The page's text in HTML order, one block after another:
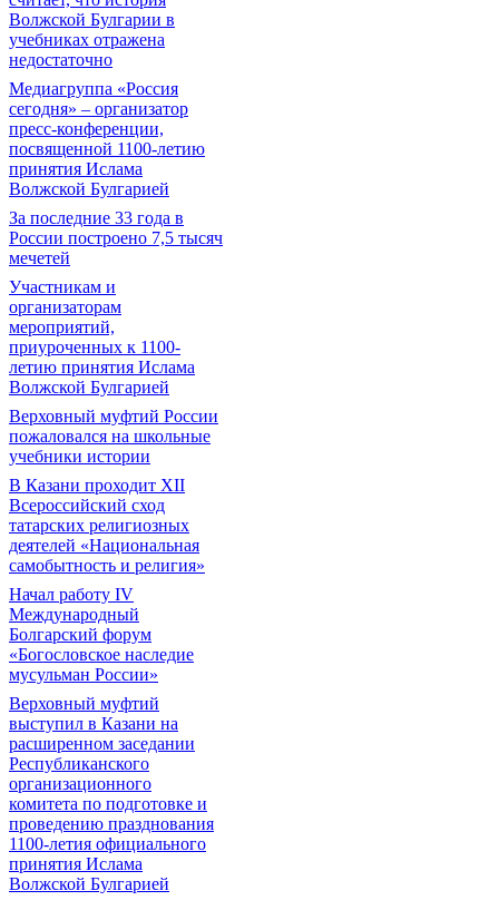
Волжской Булгарии в
учебниках отражена
недостаточно
Медиагруппа «Россия
сегодня» – организатор
пресс-конференции,
посвященной 1100-летию
принятия Ислама
Волжской Булгарией
За последние 33 года в
России построено 7,5 тысяч
мечетей
Участникам и
организаторам
мероприятий,
приуроченных к 1100-
летию принятия Ислама
Волжской Булгарией
Верховный муфтий России
пожаловался на школьные
учебники истории
В Казани проходит XII
Всероссийский сход
татарских религиозных
деятелей «Национальная
самобытность и религия»
Начал работу IV
Международный
Болгарский форум
«Богословское наследие
мусульман России»
Верховный муфтий
выступил в Казани на
расширенном заседании
Республиканского
организационного
комитета по подготовке и
проведению празднования
1100-летия официального
принятия Ислама
Волжской Булгарией